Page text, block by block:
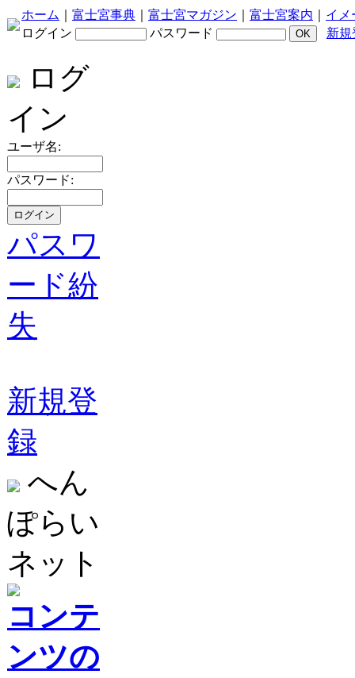
ホーム 富士宮事典 富士宮マガジン 富士宮案内
イメ
ログイン
パスワード 新規
ログ
イン
ユーザ名:
パスワード:
パスワ
ード紛
失
新規登
録
へん
ぽらい
ネット
コンテ
ンツの